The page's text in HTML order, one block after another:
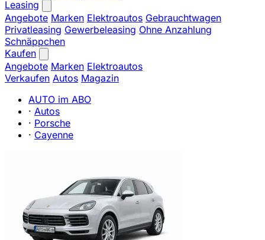
Leasing
Angebote Marken Elektroautos Gebrauchtwagen
Privatleasing Gewerbeleasing Ohne Anzahlung
Schnäppchen
Kaufen
Angebote Marken Elektroautos
Verkaufen Autos Magazin
AUTO im ABO
· Autos
· Porsche
· Cayenne